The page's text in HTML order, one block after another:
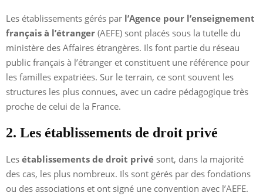
Les établissements gérés par l’Agence pour l’enseignement
français à l’étranger (AEFE) sont placés sous la tutelle du
ministère des Affaires étrangères. Ils font partie du réseau
public français à l’étranger et constituent une référence pour
les familles expatriées. Sur le terrain, ce sont souvent les
structures les plus connues, avec un cadre pédagogique très
proche de celui de la France.
2. Les établissements de droit privé
Les établissements de droit privé sont, dans la majorité
des cas, les plus nombreux. Ils sont gérés par des fondations
ou des associations et ont signé une convention avec l’AEFE.